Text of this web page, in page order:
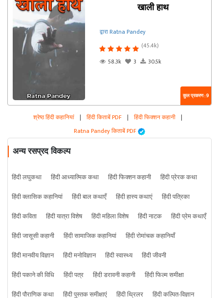
खाली हाथ
द्वारा Ratna Pandey
(45.4k)
58.3k
3 30.5k
कुल प्रकरण : 9
श्रेष्ठ हिंदी कहानियां | हिंदी किताबें PDF | हिंदी फिक्शन कहानी |
Ratna Pandey किताबें PDF
अन्य रसप्रद विकल्प
हिंदी लघुकथा हिंदी आध्यात्मिक कथा हिंदी फिक्शन कहानी
हिंदी प्रेरक कथा
हिंदी क्लासिक कहानियां
हिंदी बाल कथाएँ हिंदी हास्य कथाएं
हिंदी पत्रिका
हिंदी कविता
हिंदी यात्रा विशेष हिंदी महिला विशेष हिंदी नाटक
हिंदी प्रेम कथाएँ
हिंदी जासूसी कहानी
हिंदी सामाजिक कहानियां
हिंदी रोमांचक कहानियाँ
हिंदी मानवीय विज्ञान
हिंदी मनोविज्ञान हिंदी स्वास्थ्य
हिंदी जीवनी
हिंदी पकाने की विधि
हिंदी पत्र हिंदी डरावनी कहानी
हिंदी फिल्म समीक्षा
हिंदी पौराणिक कथा
हिंदी पुस्तक समीक्षाएं हिंदी थ्रिलर हिंदी कल्पित-विज्ञान